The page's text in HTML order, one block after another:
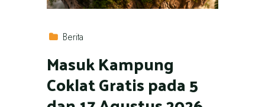
Berita
Masuk Kampung
Coklat Gratis pada 5